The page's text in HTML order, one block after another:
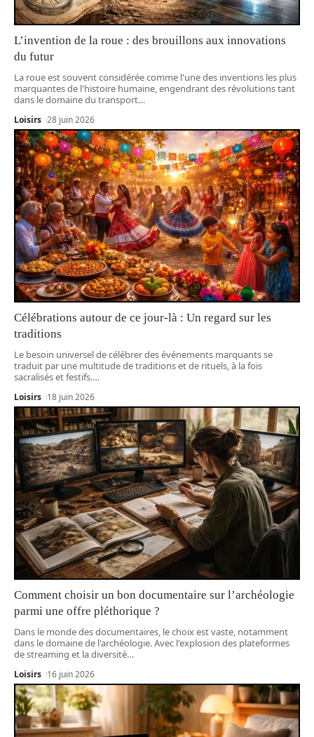
L’invention de la roue : des brouillons aux innovations
du futur
La roue est souvent considérée comme l'une des inventions les plus
marquantes de l'histoire humaine, engendrant des révolutions tant
dans le domaine du transport…
Loisirs 28 juin 2026
Célébrations autour de ce jour-là : Un regard sur les
traditions
Le besoin universel de célébrer des événements marquants se
traduit par une multitude de traditions et de rituels, à la fois
sacralisés et festifs.…
Loisirs 18 juin 2026
Comment choisir un bon documentaire sur l’archéologie
parmi une offre pléthorique ?
Dans le monde des documentaires, le choix est vaste, notamment
dans le domaine de l'archéologie. Avec l'explosion des plateformes
de streaming et la diversité…
Loisirs 16 juin 2026